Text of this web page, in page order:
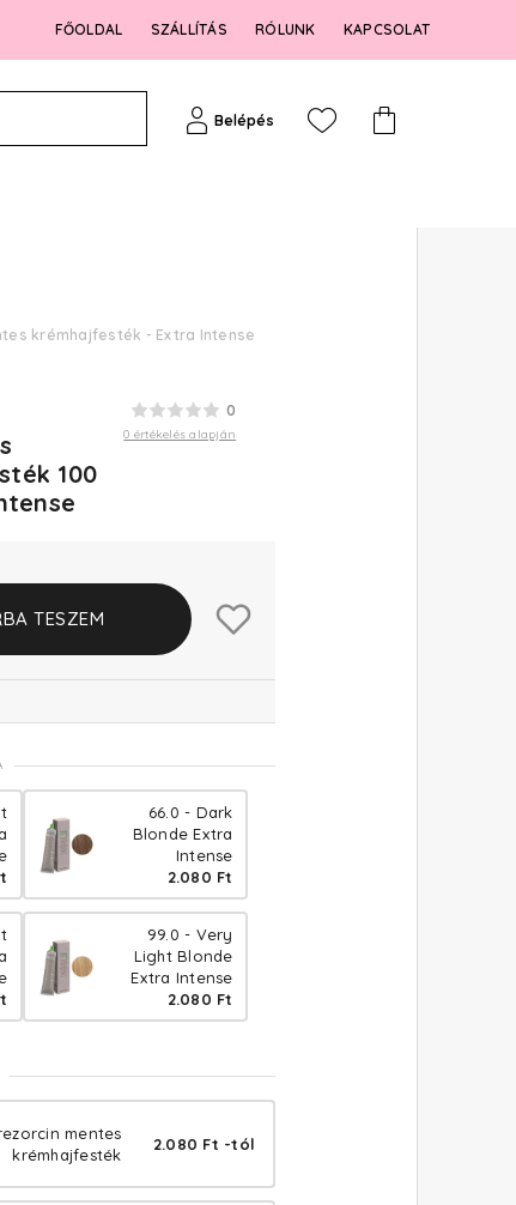
FŐOLDAL SZÁLLÍTÁS RÓLUNK KAPCSOLAT
Belépés
krémhajfesték - Extra Intense
0
0 értékelés alapján
100
TESZEM
66.0 - Dark
Blonde Extra
Intense
2.080 Ft
99.0 - Very
Light Blonde
Extra Intense
2.080 Ft
mentes
krémhajfesték
2.080 Ft -tól